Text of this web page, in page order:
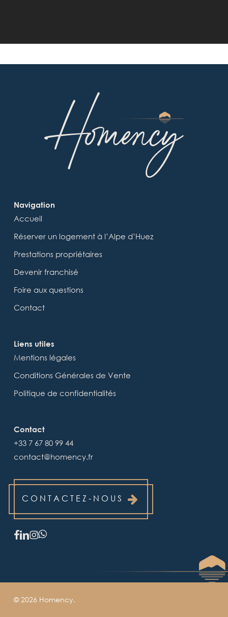
Navigation
Accueil
Réserver un logement à l’Alpe d’Huez
Prestations propriétaires
Devenir franchisé
Foire aux questions
Contact
Liens utiles
Mentions légales
Conditions Générales de Vente
Politique de confidentialités
Contact
+33 7 67 80 99 44
contact@homency.fr
CONTACTEZ-NOUS
facebook
linkedin
instagram
© 2026 Homency.